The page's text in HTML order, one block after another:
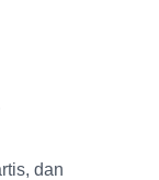
dan